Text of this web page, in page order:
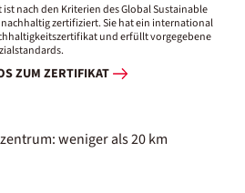
nach den Kriterien des Global Sustainable
zertifiziert. Sie hat ein international
und erfüllt vorgegebene
ZUM ZERTIFIKAT
weniger als 20 km